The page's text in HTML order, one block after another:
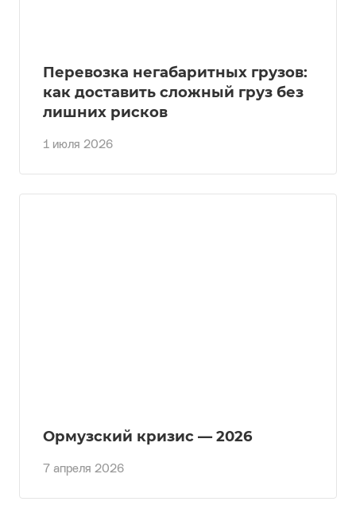
1 июля 2026
Перевозка негабаритных грузов:
как доставить сложный груз без
лишних рисков
7 апреля 2026
Ормузский кризис — 2026